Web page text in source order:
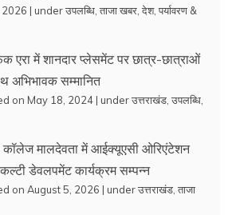
| underउपलब्धि ताजा खबर देश, पर्यावरण &
एरा में शानदार प्लेसमेंट पर छात्र-छात्राओं
अभिभावक सम्मानित
on May 18, 2024 | underउत्तराखंड उपलब्धि
कॉलेज मालदेवता में आईक्यूएसी ओरिएंटेशन
डेवलपमेंट कार्यक्रम सम्पन्न
on August 5, 2026 | underउत्तराखंड ताजा